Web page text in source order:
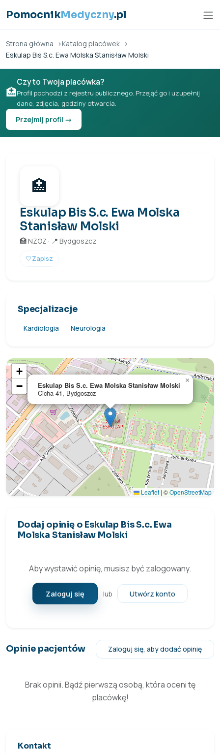
PomocnikMedyczny.pl
Strona główna
Katalog placówek
Eskulap Bis S.c. Ewa Molska Stanisław Molski
🏥
Czy to Twoja placówka?
Profil pochodzi z rejestru publicznego. Przejąć go i uzupełnij
dane, zdjęcia, godziny otwarcia.
Przejmij profil →
🏥
Eskulap Bis S.c. Ewa Molska
Stanisław Molski
🏥 NZOZ · 📍 Bydgoszcz
🤍Zapisz
Specjalizacje
Kardiologia Neurologia
Eskulap Bis S.c. Ewa Molska Stanisław Molski
Cicha 41, Bydgoszcz
×
+
−
Leaflet | ©OpenStreetMap
Dodaj opinię o Eskulap Bis S.c. Ewa
Molska Stanisław Molski
Aby wystawić opinię, musisz być zalogowany.
Zaloguj się lub Utwórz konto
Opinie pacjentów Zaloguj się, aby dodać opinię
Brak opinii. Bądź pierwszą osobą, która oceni tę
placówkę!
Kontakt